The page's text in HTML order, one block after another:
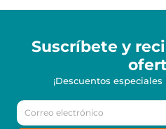
Suscríbete y
¡Descuentos